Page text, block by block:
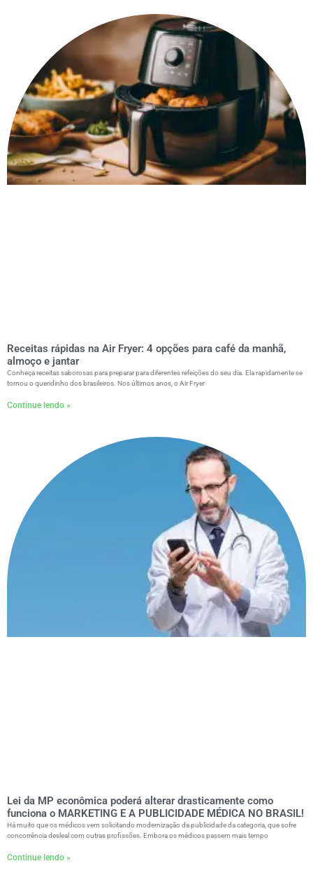
Receitas rápidas na Air Fryer: 4 opções para café da manhã,
almoço e jantar
Conheça receitas saborosas para preparar para diferentes refeições do seu dia. Ela rapidamente se
tornou o queridinho dos brasileiros. Nos últimos anos, o Air Fryer
Continue lendo »
Lei da MP econômica poderá alterar drasticamente como
funciona o MARKETING E A PUBLICIDADE MÉDICA NO BRASIL!
Há muito que os médicos vem solicitando modernização da publicidade da categoria, que sofre
concorrência desleal com outras profissões. Embora os médicos passem mais tempo
Continue lendo »